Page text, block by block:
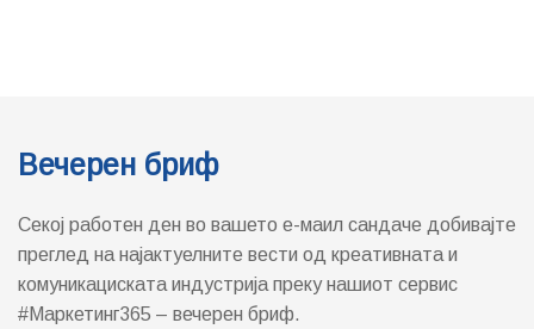
Вечерен бриф
Секој работен ден во вашето е-маил сандаче добивајте
преглед на најактуелните вести од креативната и
комуникациската индустрија преку нашиот сервис
#Маркетинг365 – вечерен бриф.